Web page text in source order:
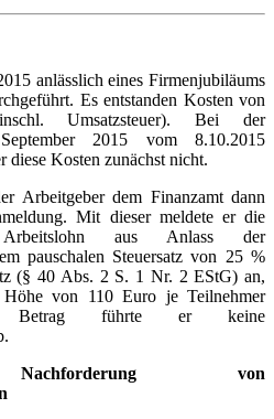
anlässlich eines Firmenjubiläums
Es entstanden Kosten von
Umsatzsteuer). Bei der
2015 vom 8.10.2015
diese Kosten zunächst nicht.
Arbeitgeber dem Finanzamt dann
Mit dieser meldete er die
aus Anlass der
pauschalen Steuersatz von 25 %
(§ 40 Abs. 2 S. 1 Nr. 2 EStG) an,
von 110 Euro je Teilnehmer
Betrag führte er keine
Nachforderung von